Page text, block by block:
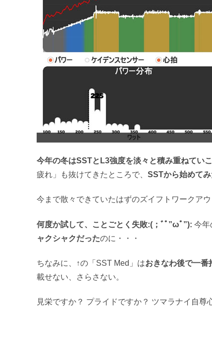
今年の冬はSSTとL3強度を淡々と積み重ねてい
疲れ」も抜けてきたところで、 SSTから始めてみ
今まで散々できていたはずのズイフトワークアウ
何度か試して、ことごとく失敗:(；ﾞﾟ”ωﾟ”): 今年
ャクシャクだったのに・・・
ちなみに、↑の「SST Med」はおきなわ後で一番
載せない、さらさない。
見栄ですか？ プライドですか？ ツマラナイ自尊